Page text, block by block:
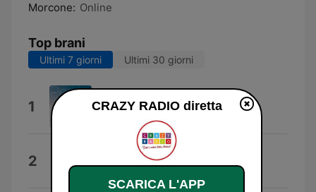
Morcone: Online
Top brani
Ultimi 7 giorni Ultimi 30 giorni
1 Forget About Us
2 Get On My Love
Picture This
CRAZY RADIO diretta
SCARICA L'APP